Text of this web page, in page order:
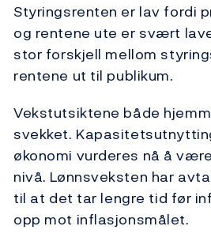
Styringsrenten er lav fordi
og rentene ute er svært
stor forskjell mellom
rentene ut til publikum.
Vekstutsiktene både
svekket.
økonomi vurderes nå å
nivå. Lønnsveksten har
til at det tar lengre tid før
opp mot inflasjonsmålet.